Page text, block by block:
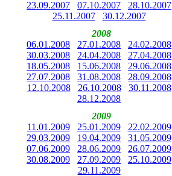
23.09.2007
07.10.2007
28.10.2007
25.11.2007
30.12.2007
2008
06.01.2008
27.01.2008
24.02.2008
30.03.2008
24.04.2008
27.04.2008
18.05.2008
15.06.2008
29.06.2008
27.07.2008
31.08.2008
28.09.2008
12.10.2008
26.10.2008
30.11.2008
28.12.2008
2009
11.01.2009
25.01.2009
22.02.2009
29.03.2009
19.04.2009
31.05.2009
07.06.2009
28.06.2009
26.07.2009
30.08.2009
27.09.2009
25.10.2009
29.11.2009